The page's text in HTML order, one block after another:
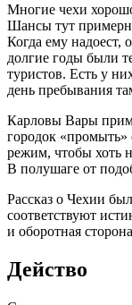
Многие чехи
Шансы тут
Когда ему
долгие годы были
туристов. Есть у
день пребывания
Карловы Вары
городок «промыть»
режим, чтобы хоть
В полушаге от
Рассказ о Чехии
соответствуют
и оборотная
Действо